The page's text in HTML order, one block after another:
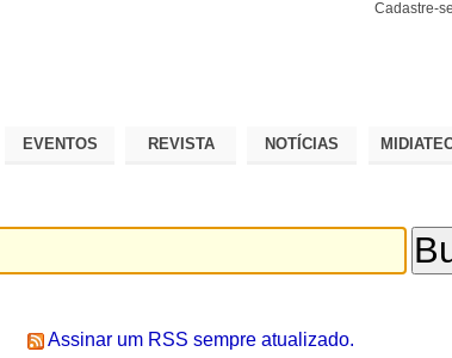
Cadastre-se
EVENTOS REVISTA NOTÍCIAS
Assinar um RSS sempre atualizado.